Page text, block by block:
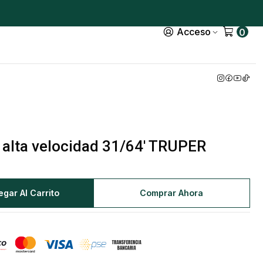
Acceso 0
velocidad 31/64' TRUPER
Al Carrito Comprar Ahora